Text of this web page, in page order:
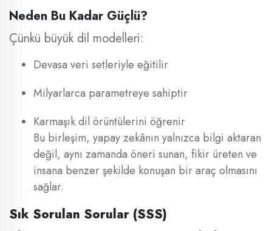
Neden Bu Kadar Güçlü?
Çünkü büyük dil modelleri:
Devasa veri setleriyle eğitilir
Milyarlarca parametreye sahiptir
Karmaşık dil örüntülerini öğrenir
Bu birleşim, yapay zekânın yalnızca bilgi aktaran
değil, aynı zamanda öneri sunan, fikir üreten ve
insana benzer şekilde konuşan bir araç olmasını
sağlar.
Sık Sorulan Sorular (SSS)